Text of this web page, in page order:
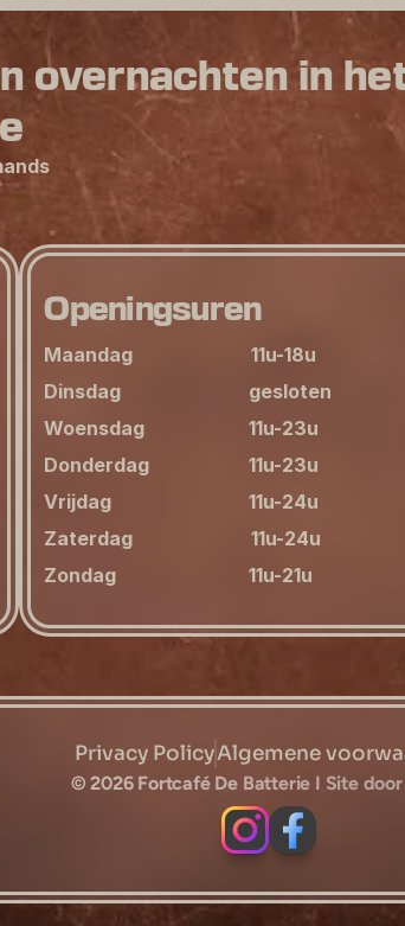
overnachten in
Openingsuren
Maandag                         11u-18u
Dinsdag                           gesloten
Woensdag                      11u-23u
Donderdag                     11u-23u
Vrijdag                             11u-24u
Zaterdag                         11u-24u
Zondag                            11u-21u
Privacy PolicyAlgemene
© 2026 Fortcafé De Batterie I Site